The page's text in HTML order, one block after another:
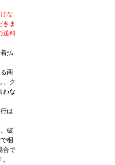
な
きま
送料
払
商
、ク
わな
は
破
梱
合で